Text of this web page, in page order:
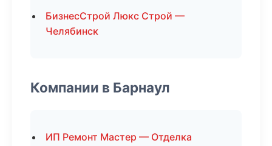
БизнесСтрой Люкс Строй —
Челябинск
Компании в Барнаул
ИП Ремонт Мастер — Отделка